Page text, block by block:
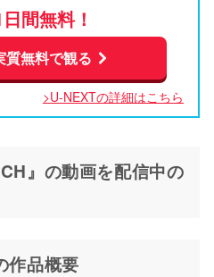
間無料！
質無料で観る
>U-NEXTの詳細はこちら
』の動画を配信中の
作品概要